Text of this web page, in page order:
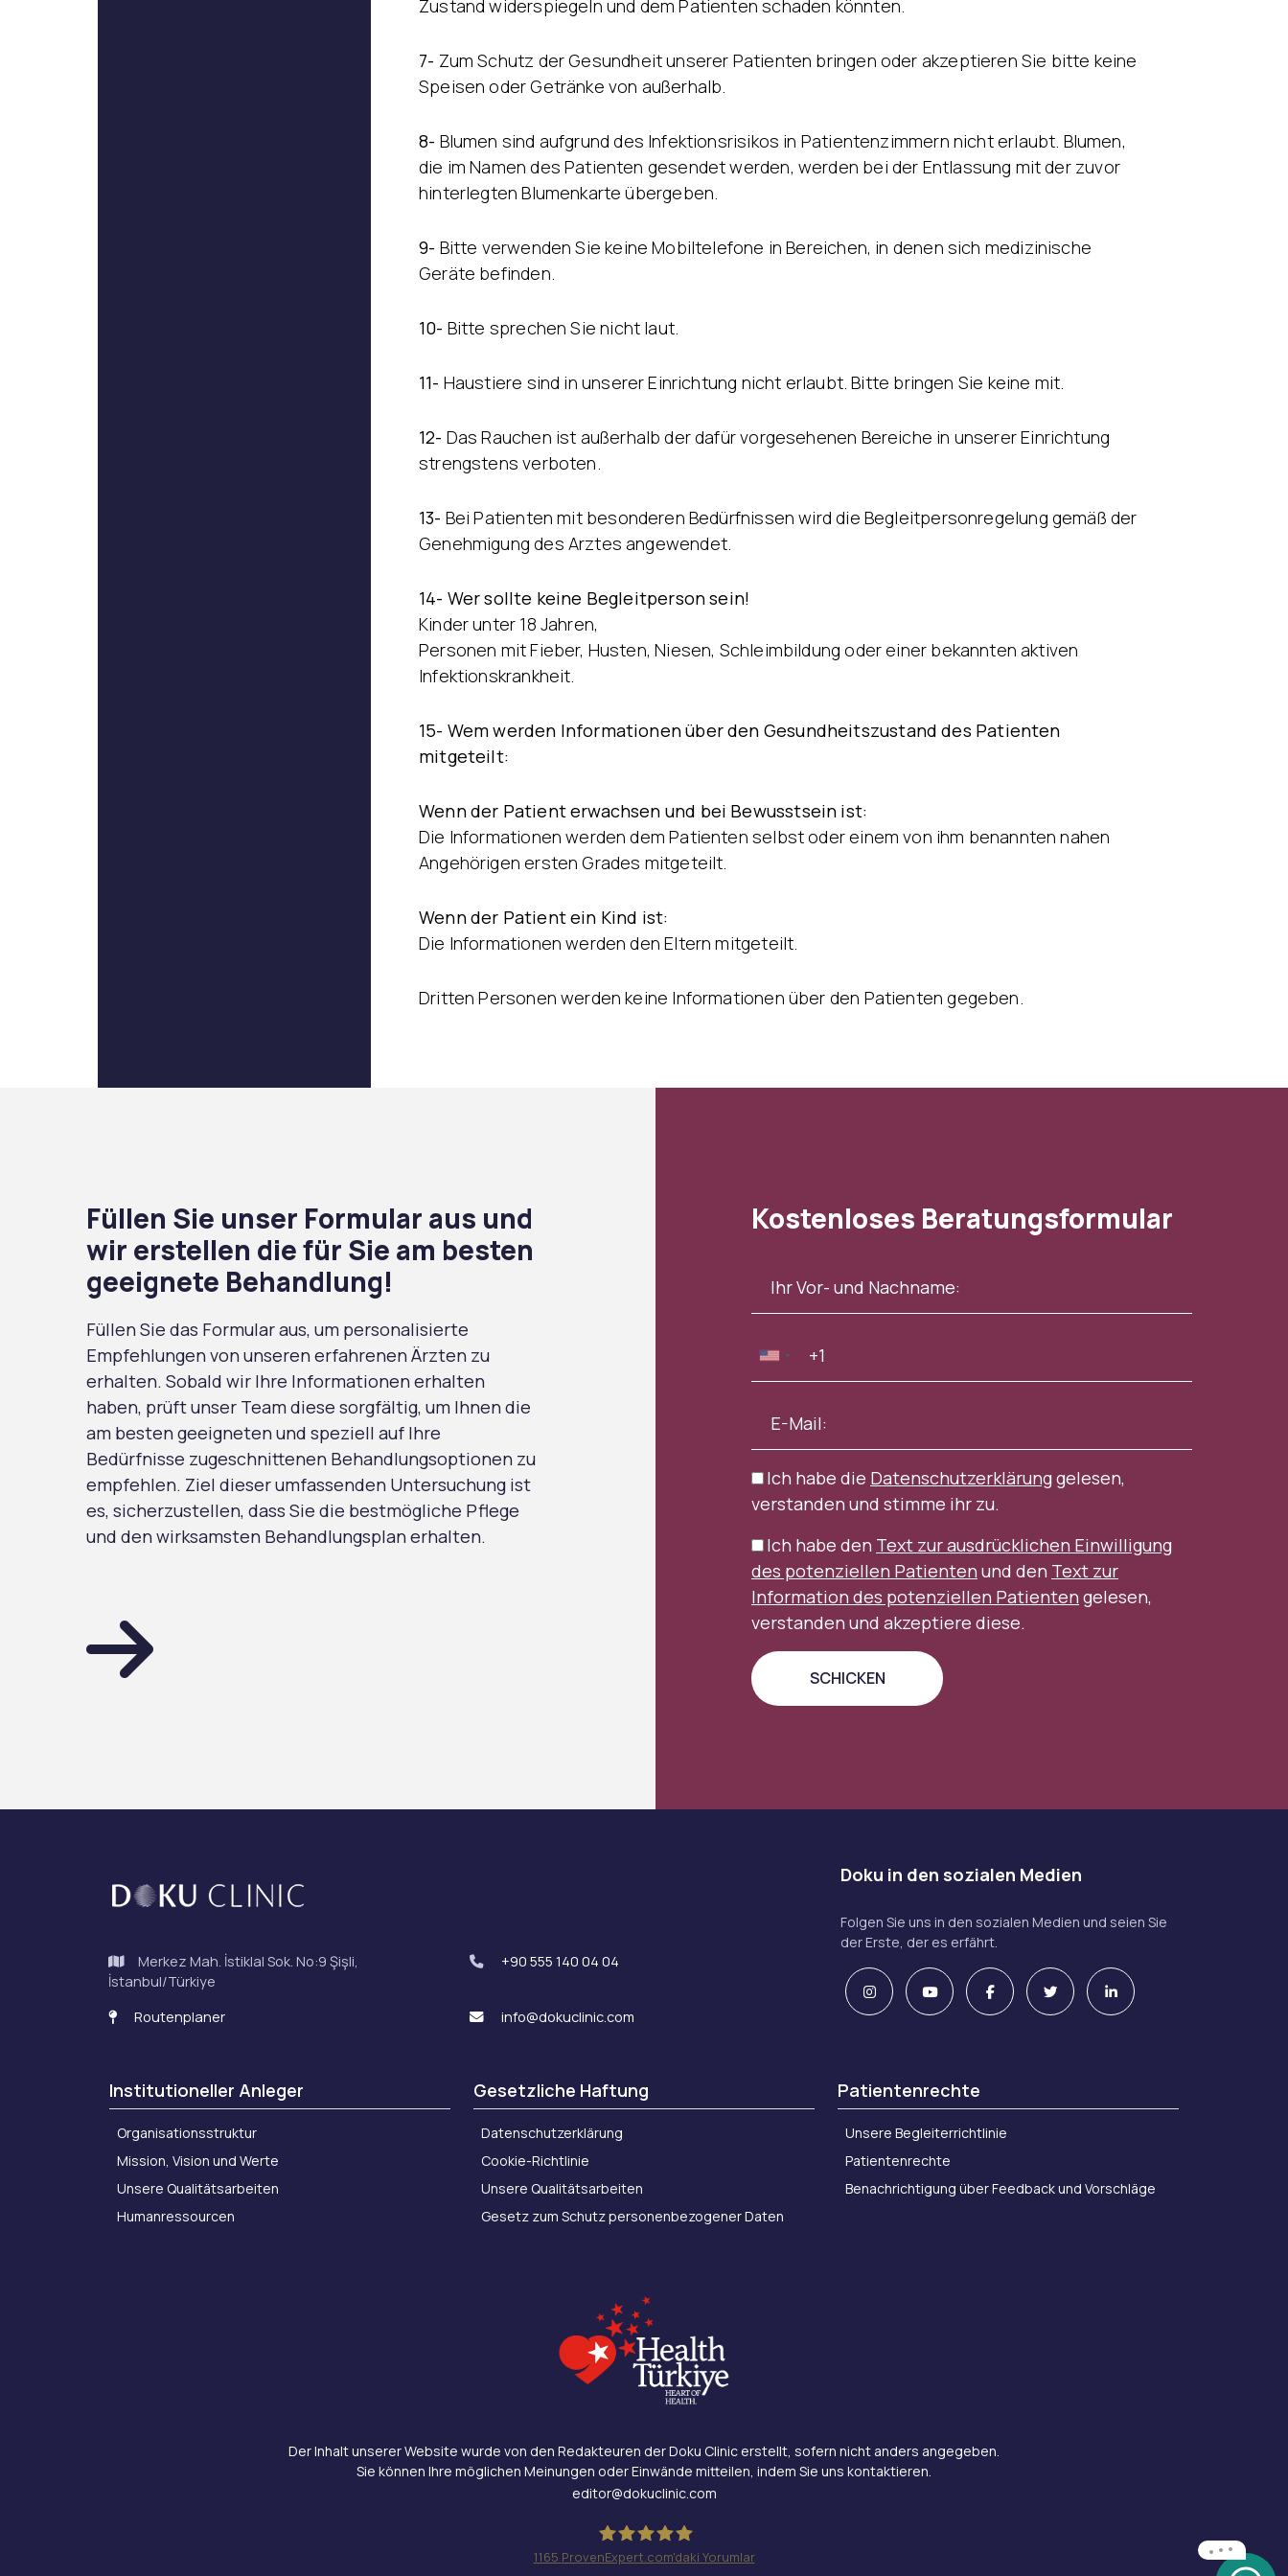
Behandlung von
Zustand widerspiegeln und dem Patienten schaden könnten.
7- Zum Schutz der Gesundheit unserer Patienten bringen oder akzeptieren Sie bitte keine
Speisen oder Getränke von außerhalb.
8- Blumen sind aufgrund des Infektionsrisikos in Patientenzimmern nicht erlaubt. Blumen,
die im Namen des Patienten gesendet werden, werden bei der Entlassung mit der zuvor
hinterlegten Blumenkarte übergeben.
9- Bitte verwenden Sie keine Mobiltelefone in Bereichen, in denen sich medizinische
Geräte befinden.
10- Bitte sprechen Sie nicht laut.
11- Haustiere sind in unserer Einrichtung nicht erlaubt. Bitte bringen Sie keine mit.
12- Das Rauchen ist außerhalb der dafür vorgesehenen Bereiche in unserer Einrichtung
strengstens verboten.
13- Bei Patienten mit besonderen Bedürfnissen wird die Begleitpersonregelung gemäß der
Genehmigung des Arztes angewendet.
14- Wer sollte keine Begleitperson sein!
Kinder unter 18 Jahren,
Personen mit Fieber, Husten, Niesen, Schleimbildung oder einer bekannten aktiven
Infektionskrankheit.
15- Wem werden Informationen über den Gesundheitszustand des Patienten
mitgeteilt:
Wenn der Patient erwachsen und bei Bewusstsein ist:
Die Informationen werden dem Patienten selbst oder einem von ihm benannten nahen
Angehörigen ersten Grades mitgeteilt.
Wenn der Patient ein Kind ist:
Die Informationen werden den Eltern mitgeteilt.
Dritten Personen werden keine Informationen über den Patienten gegeben.
Füllen Sie unser Formular aus und
wir erstellen die für Sie am besten
geeignete Behandlung!
Füllen Sie das Formular aus, um personalisierte
Empfehlungen von unseren erfahrenen Ärzten zu
erhalten. Sobald wir Ihre Informationen erhalten
haben, prüft unser Team diese sorgfältig, um Ihnen die
am besten geeigneten und speziell auf Ihre
Bedürfnisse zugeschnittenen Behandlungsoptionen zu
empfehlen. Ziel dieser umfassenden Untersuchung ist
es, sicherzustellen, dass Sie die bestmögliche Pflege
und den wirksamsten Behandlungsplan erhalten.
Kostenloses Beratungsformular
Ich habe die Datenschutzerklärunggelesen,
verstanden und stimme ihr zu.
Ich habe den Text zur ausdrücklichen Einwilligung
des potenziellen Patienten und den Text zur
Information des potenziellen Patienten gelesen,
verstanden und akzeptiere diese.
Merkez Mah. İstiklal Sok. No:9 Şişli,
İstanbul/Türkiye
+90 555 140 04 04
Routenplaner info@dokuclinic.com
Doku in den sozialen Medien
Folgen Sie uns in den sozialen Medien und seien Sie
der Erste, der es erfährt.
Institutioneller Anleger
Organisationsstruktur
Mission, Vision und Werte
Unsere Qualitätsarbeiten
Humanressourcen
Gesetzliche Haftung
Datenschutzerklärung
Cookie-Richtlinie
Unsere Qualitätsarbeiten
Gesetz zum Schutz personenbezogener Daten
Patientenrechte
Unsere Begleiterrichtlinie
Patientenrechte
Benachrichtigung über Feedback und Vorschläge
Der Inhalt unserer Website wurde von den Redakteuren der Doku Clinic erstellt, sofern nicht anders angegeben.
Sie können Ihre möglichen Meinungen oder Einwände mitteilen, indem Sie uns kontaktieren.
editor@dokuclinic.com
1165 ProvenExpert.com'daki Yorumlar